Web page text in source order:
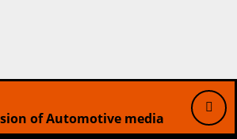
of Automotive media